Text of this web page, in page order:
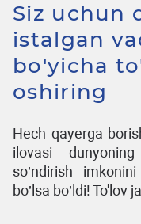
Siz uchun
istalgan
bo'yicha
oshiring
Hech qayerga
ilovasi
so’ndirish
bo’lsa bo’ldi! To'lov